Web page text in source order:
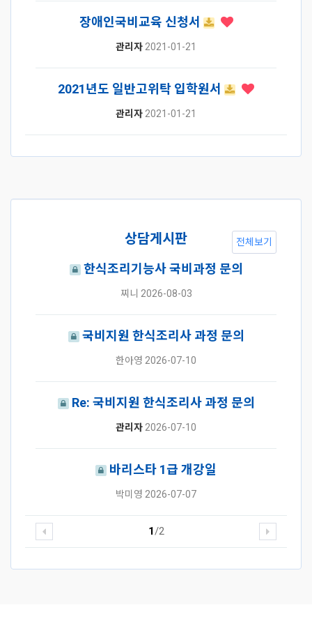
장애인국비교육 신청서
관리자 2021-01-21
2021년도 일반고위탁 입학원서
관리자 2021-01-21
상담게시판
한식조리기능사 국비과정 문의
찌니 2026-08-03
국비지원 한식조리사 과정 문의
한아영 2026-07-10
Re: 국비지원 한식조리사 과정 문의
관리자 2026-07-10
바리스타 1급 개강일
박미영 2026-07-07
1/2
전체보기